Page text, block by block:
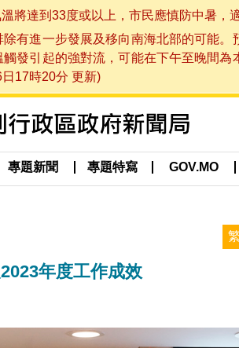
將達到33度或以上，市民應慎防中暑，
有進一步發展及移向南海北部的可能
發引起的強對流，可能在下午至晚間
17時20分 更新)
專題新聞 專題特寫 GOV.MO
繁
年度工作成效